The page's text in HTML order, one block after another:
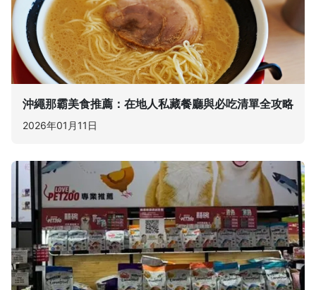
沖繩那霸美食推薦：在地人私藏餐廳與必吃清單全攻略
2026年01月11日